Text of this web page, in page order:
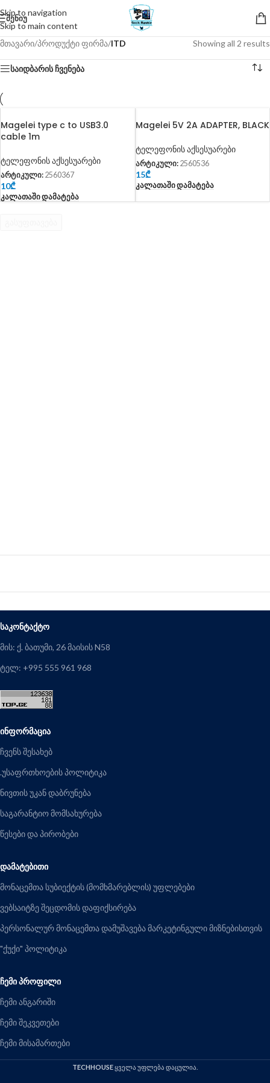
Skip to navigation
Skip to main content
ᲛᲔᲜᲘᲣ
მთავარი/პროდუქტი ფირმა/ITD Showing all 2 results
საიდბარის ჩვენება
Magelei type c to USB3.0
cable 1m
ტელეფონის აქსესუარები
არტიკული: 2560367
10₾
Კალათაში Დამატება
Magelei 5V 2A ADAPTER, BLACK
ტელეფონის აქსესუარები
არტიკული: 2560536
15₾
Კალათაში Დამატება
ᲡᲐᲙᲝᲜᲢᲐᲥᲢᲝ
მის: ქ. ბათუმი, 26 მაისის N58
ტელ: +995 555 961 968
ᲘᲜᲤᲝᲠᲛᲐᲪᲘᲐ
ჩვენს შესახებ
.უსაფრთხოების პოლიტიკა
ნივთის უკან დაბრუნება
საგარანტიო მომსახურება
წესები და პირობები
ᲓᲐᲛᲐᲢᲔᲑᲘᲗᲘ
მონაცემთა სუბიექტის (მომხმარებლის) უფლებები
ვებსაიტზე შეცდომის დაფიქსირება
პერსონალურ მონაცემთა დამუშავება მარკეტინგული მიზნებისთვის
"ქუქი" პოლიტიკა
ᲩᲔᲛᲘ ᲞᲠᲝᲤᲘᲚᲘ
ჩემი ანგარიში
ჩემი შეკვეთები
ჩემი მისამართები
TECHHOUSEყველა უფლება დაცულია.